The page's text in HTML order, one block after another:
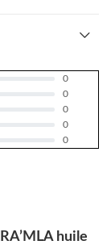
0
0
0
0
0
huile